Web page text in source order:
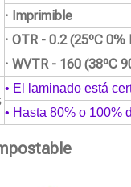
· Imprimible
· OTR - 0.2 (25ºC 0%
· WVTR - 160 (38ºC
• El laminado está
• Hasta 80% o 100%